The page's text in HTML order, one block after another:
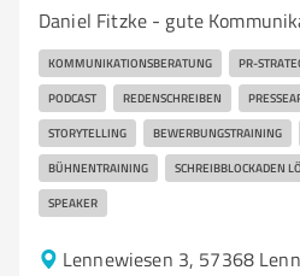
Daniel Fitzke - gute
KOMMUNIKATIONSBERATUNG PR-
PODCAST REDENSCHREIBEN
STORYTELLING BEWERBUNGSTRAINING
BÜHNENTRAINING SCHREIBBLOCKADEN
SPEAKER
Lennewiesen 3, 57368